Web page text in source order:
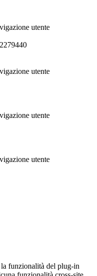
utente
utente
utente
utente
funzionalità del plug-in